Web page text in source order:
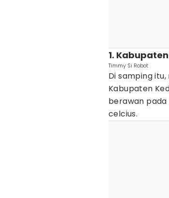
1.
Timmy Si Robot
Di samping
Kabupaten
berawan
celcius.